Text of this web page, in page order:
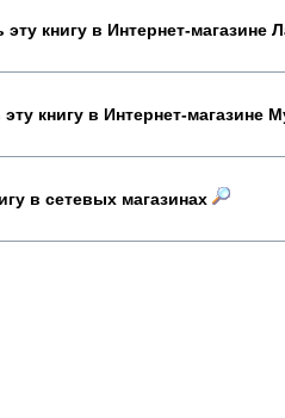
эту книгу в Интернет-магазине
эту книгу в Интернет-магазине
в сетевых магазинах